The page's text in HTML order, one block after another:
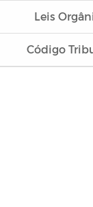
Leis
Código